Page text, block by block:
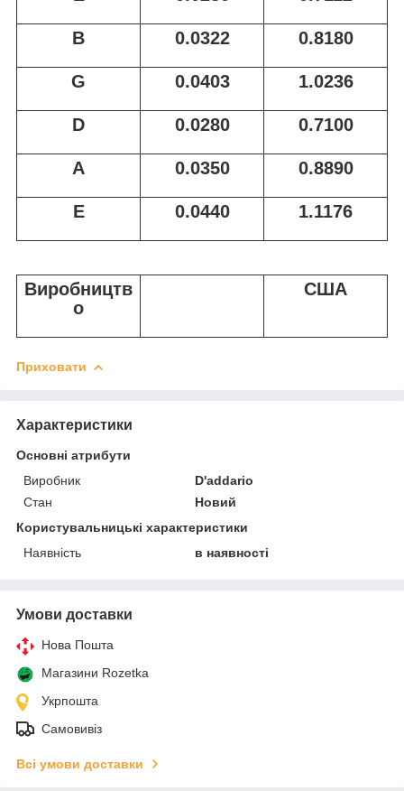
B 0.0322 0.8180
G 0.0403 1.0236
D 0.0280 0.7100
A 0.0350 0.8890
E 0.0440 1.1176
Виробництв
о
США
Приховати
Характеристики
Основні атрибути
Виробник
D'addario
Стан
Новий
Користувальницькі характеристики
Наявність
в наявності
Умови доставки
Нова Пошта
Магазини Rozetka
Укрпошта
Самовивіз
Всі умови доставки